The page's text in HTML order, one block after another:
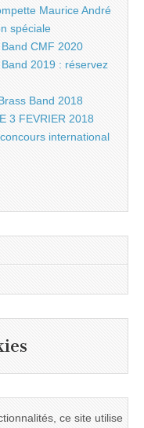
Maurice André
spéciale
CMF 2020
2019 : réservez
Band 2018
3 FEVRIER 2018
international
ce site utilise